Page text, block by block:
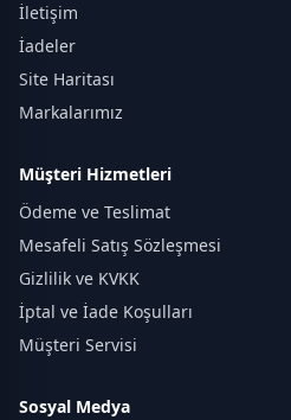
İletişim
İadeler
Site Haritası
Markalarımız
Müşteri Hizmetleri
Ödeme ve Teslimat
Mesafeli Satış Sözleşmesi
Gizlilik ve KVKK
İptal ve İade Koşulları
Müşteri Servisi
Sosyal Medya